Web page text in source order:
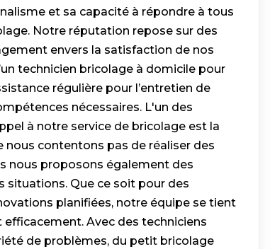
et sa capacité à répondre à tous
Notre réputation repose sur des
envers la satisfaction de nos
technicien bricolage à domicile pour
régulière pour l’entretien de
nécessaires. L'un des
à notre service de bricolage est la
nous contentons pas de réaliser des
nous proposons également des
Que ce soit pour des
planifiées, notre équipe se tient
Avec des techniciens
de problèmes, du petit bricolage